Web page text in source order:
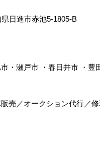
日進市赤池5-1805-B
・ 瀬戸市・ 春日井市・ 豊
売／オークション代行／